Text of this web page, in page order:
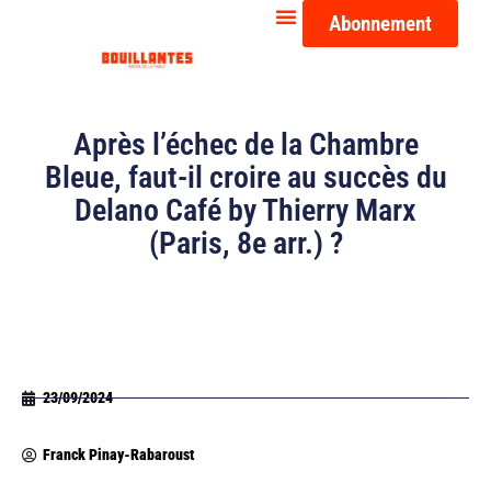
Abonnement
Après l’échec de la Chambre
Bleue, faut-il croire au succès du
Delano Café by Thierry Marx
(Paris, 8e arr.) ?
23/09/2024
Franck Pinay-Rabaroust